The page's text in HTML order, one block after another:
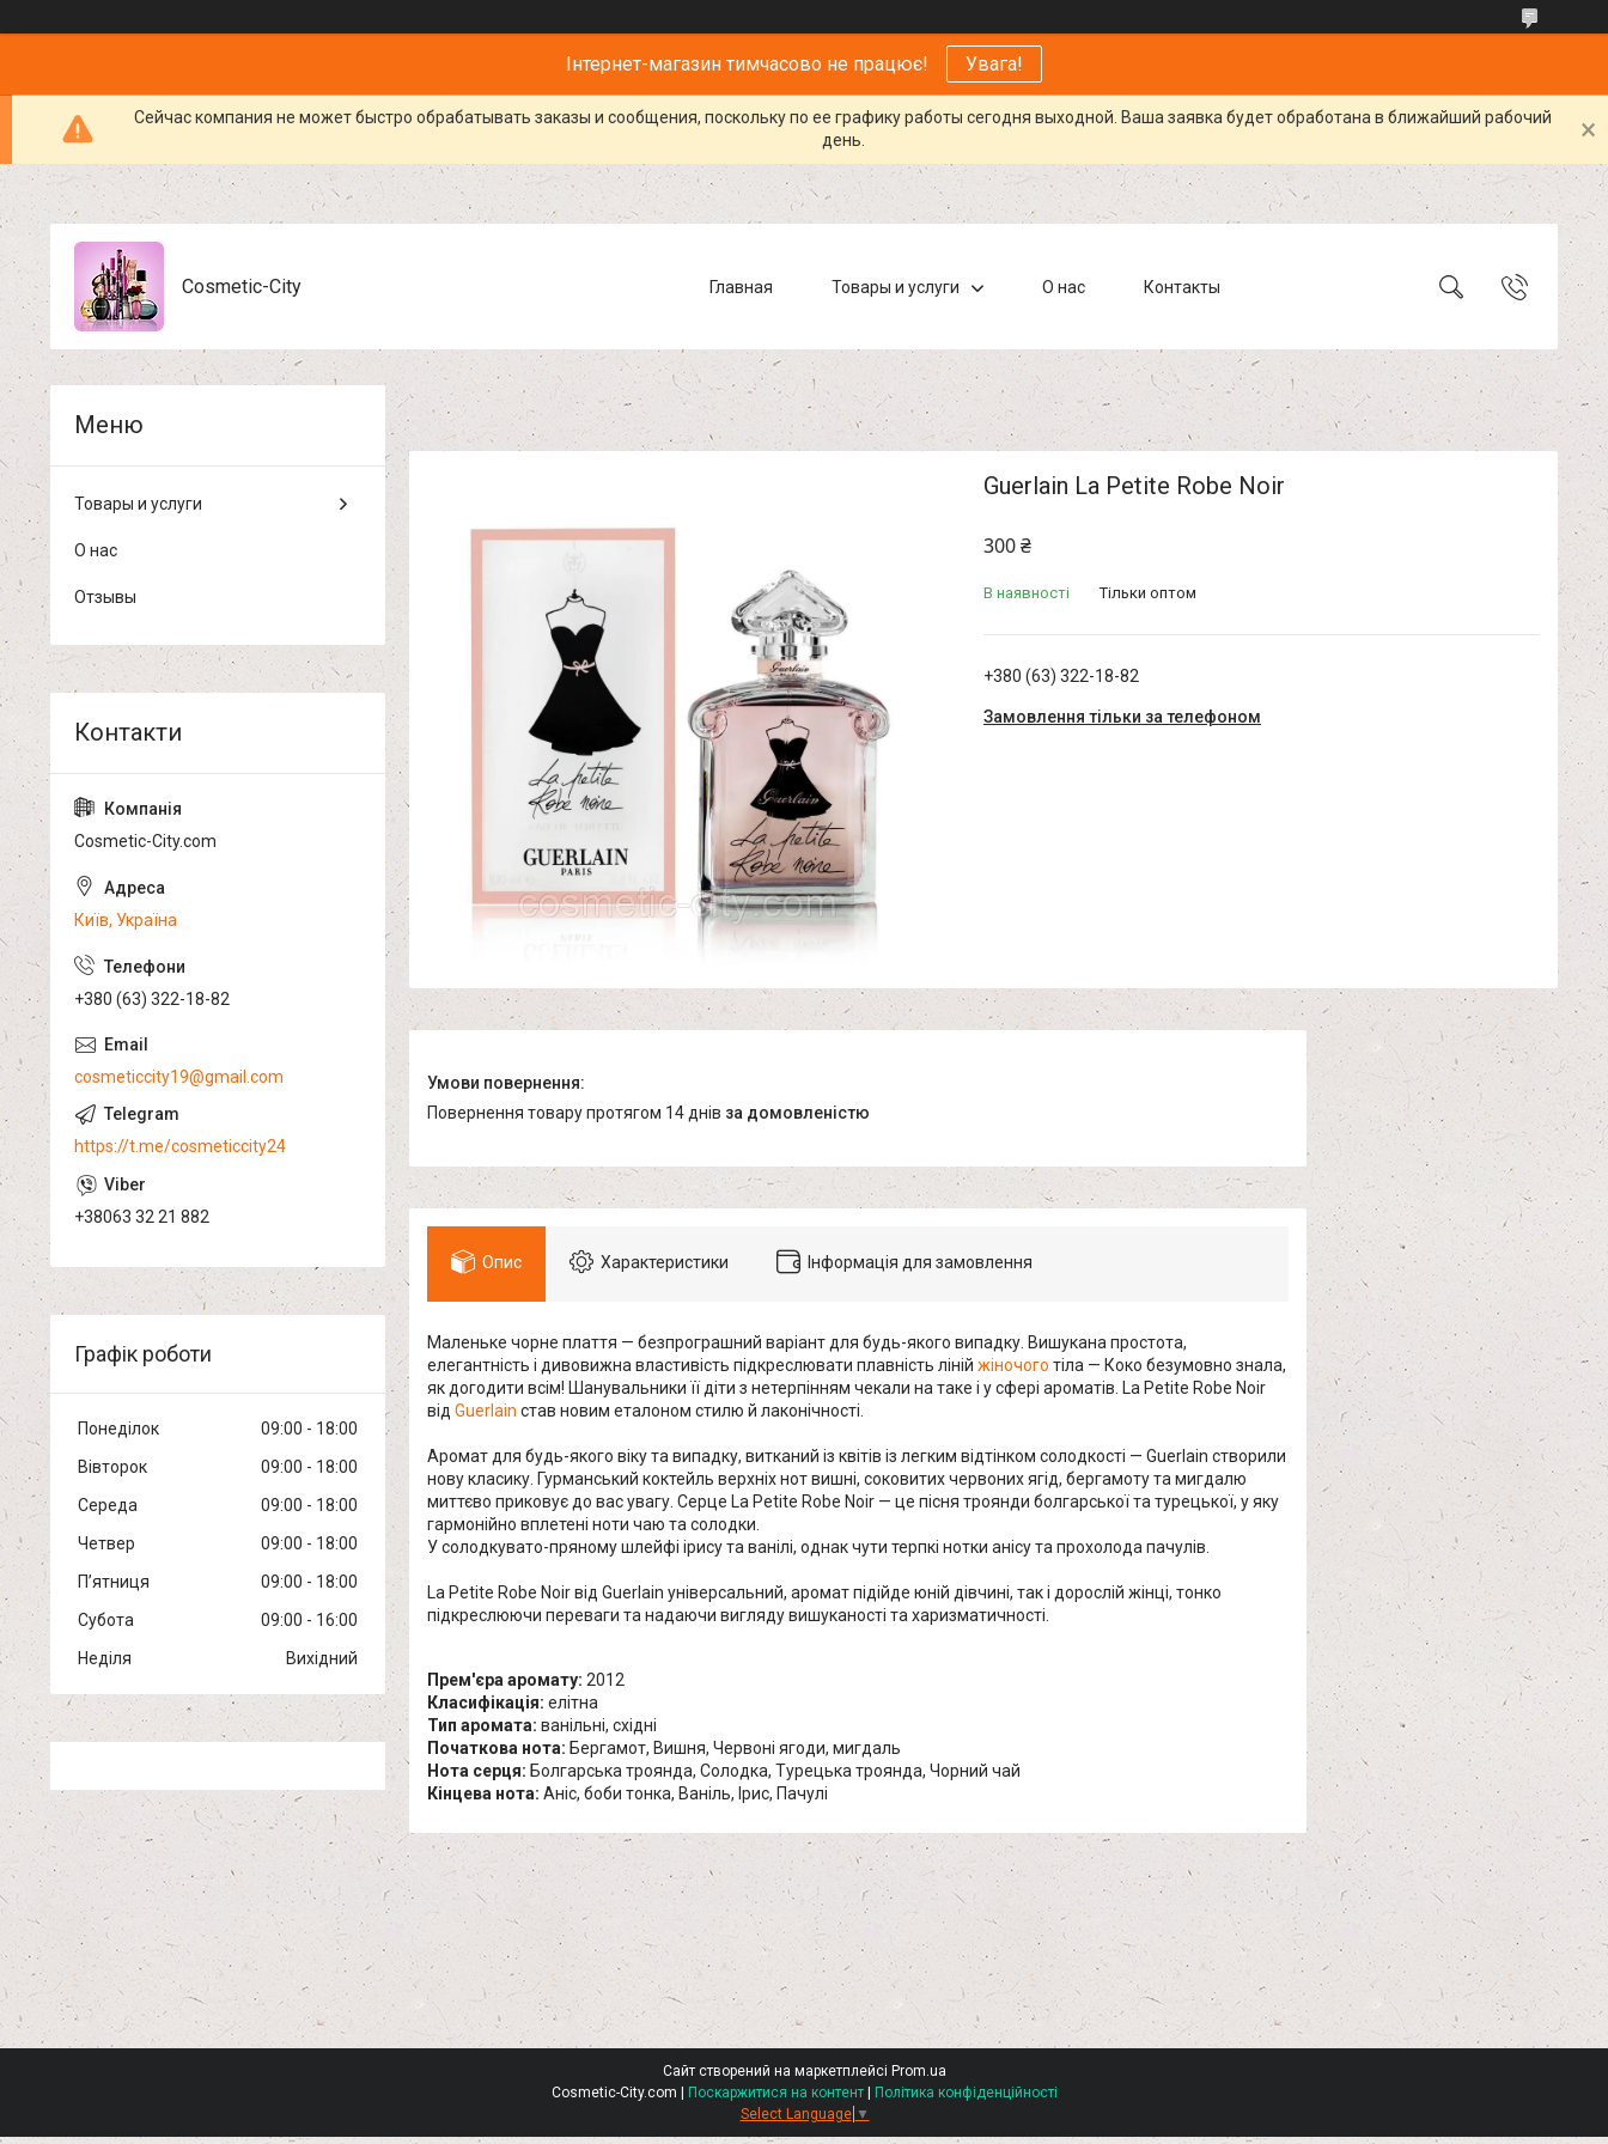
Інтернет-магазин тимчасово не працює! Увага!
Сейчас компания не может быстро обрабатывать заказы и сообщения, поскольку по ее графику работы сегодня выходной. Ваша заявка будет обработана в ближайший рабочий
день.
Cosmetic-City Главная Товары и услуги О нас Контакты
Guerlain La Petite Robe Noir
300 ₴
В наявності Тільки оптом
+380 (63) 322-18-82
Замовлення тільки за телефоном
повернення товару протягом 14 днів за домовленістю
Опис Характеристики Інформація для замовлення
Маленьке чорне плаття — безпрограшний варіант для будь-якого випадку. Вишукана простота,
елегантність і дивовижна властивість підкреслювати плавність ліній жіночого тіла — Коко безумовно знала,
як догодити всім! Шанувальники її діти з нетерпінням чекали на таке і у сфері ароматів. La Petite Robe Noir
від Guerlain став новим еталоном стилю й лаконічності.
Аромат для будь-якого віку та випадку, витканий із квітів із легким відтінком солодкості — Guerlain створили
нову класику. Гурманський коктейль верхніх нот вишні, соковитих червоних ягід, бергамоту та мигдалю
миттєво приковує до вас увагу. Серце La Petite Robe Noir — це пісня троянди болгарської та турецької, у яку
гармонійно вплетені ноти чаю та солодки.
У солодкувато-пряному шлейфі ірису та ванілі, однак чути терпкі нотки анісу та прохолода пачулів.
La Petite Robe Noir від Guerlain універсальний, аромат підійде юній дівчині, так і дорослій жінці, тонко
підкреслюючи переваги та надаючи вигляду вишуканості та харизматичності.
Прем'єра аромату: 2012
Класифікація: елітна
Тип аромата: ванільні, східні
Початкова нота: Бергамот, Вишня, Червоні ягоди, мигдаль
Нота серця: Болгарська троянда, Солодка, Турецька троянда, Чорний чай
Кінцева нота: Аніс, боби тонка, Ваніль, Ірис, Пачулі
Товары и услуги
О нас
Отзывы
Cosmetic-City.com
Київ, Україна
+380 (63) 322-18-82
cosmeticcity19@gmail.com
https://t.me/cosmeticcity24
+38063 32 21 882
Графік роботи
Понеділок 09:00
18:00
Вівторок
09:00
18:00
Середа
09:00
18:00
Четвер
09:00
18:00
Пʼятниця
09:00
18:00
Субота
09:00
16:00
Неділя
Вихідний
Сайт створений на маркетплейсі Prom.ua
Cosmetic-City.com | Поскаржитися на контент | Політика конфіденційності
Select Language ▼